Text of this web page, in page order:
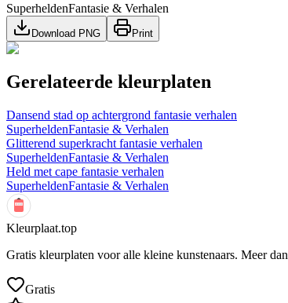
SuperheldenFantasie & Verhalen
Download PNG Print
Gerelateerde kleurplaten
Dansend stad op achtergrond fantasie verhalen
SuperheldenFantasie & Verhalen
Glitterend superkracht fantasie verhalen
SuperheldenFantasie & Verhalen
Held met cape fantasie verhalen
SuperheldenFantasie & Verhalen
Kleurplaat.top
Gratis kleurplaten voor alle kleine kunstenaars. Meer dan
Gratis